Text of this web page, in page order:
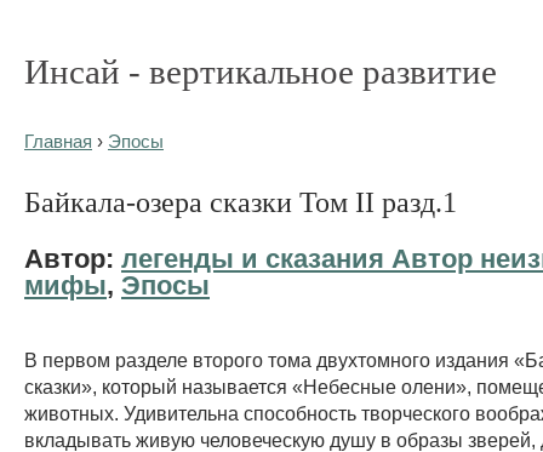
Инсай - вертикальное развитие
Главная › Эпосы
Байкала-озера сказки Том II разд.1
Автор: легенды и сказания Автор
мифы, Эпосы
В первом разделе второго тома двухтомного издания
сказки», который называется «Небесные олени»,
животных. Удивительна способность творческого
вкладывать живую человеческую душу в образы зверей,